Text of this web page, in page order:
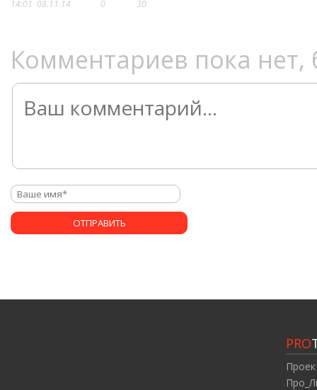
14:01 08.11.14 0 30
Комментариев пока нет,
PRO